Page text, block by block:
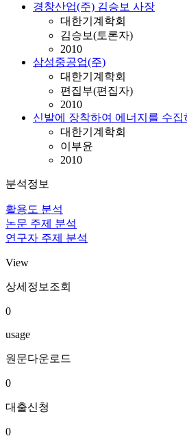
경창산업(주) 김승보 사장
대한기계학회
김승보(토론자)
2010
삼성중공업(주)
대한기계학회
편집부(편집자)
2010
신발에 장착하여 에너지를 수집
대한기계학회
이부윤
2010
분석정보
활용도 분석
논문 주제 분석
연구자 주제 분석
View
상세정보조회
0
usage
원문다운로드
0
대출신청
0